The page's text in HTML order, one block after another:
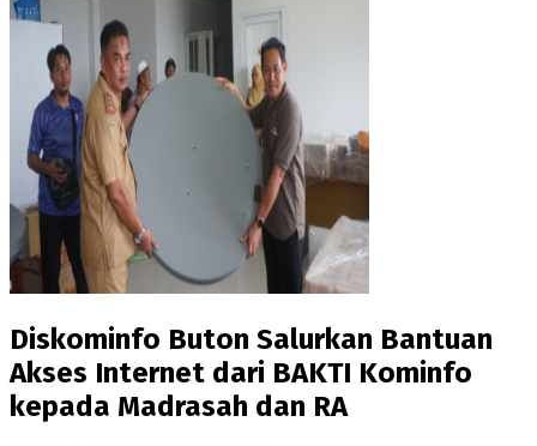
Diskominfo Buton Salurkan Bantuan
Akses Internet dari BAKTI Kominfo
kepada Madrasah dan RA